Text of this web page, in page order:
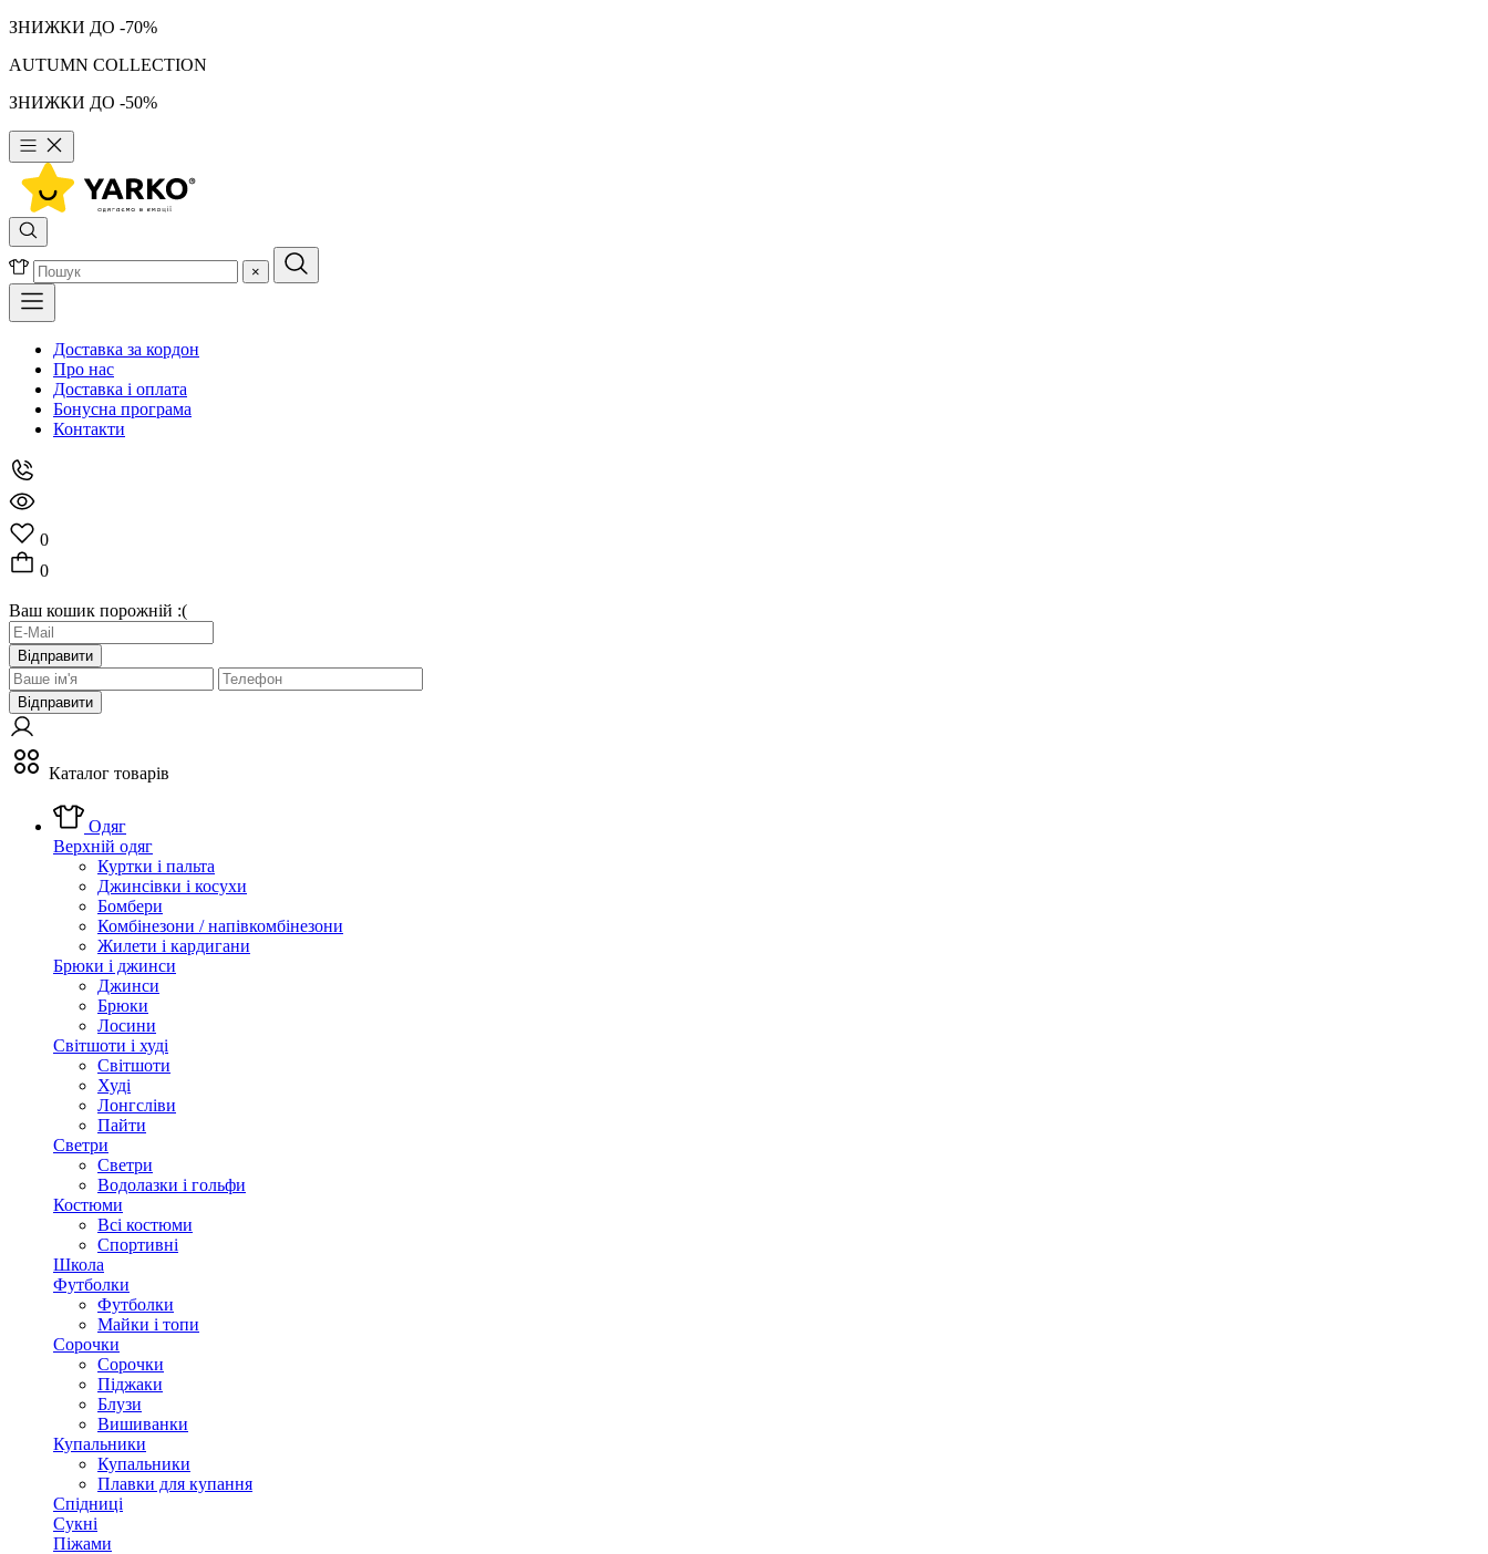
ЗНИЖКИ ДО -70%
AUTUMN COLLECTION
ЗНИЖКИ ДО -50%
×
Доставка за кордон
Про нас
Доставка і оплата
Бонусна програма
Контакти
0
0
Ваш кошик порожній :(
Відправити
Відправити
Каталог товарів
Одяг
Верхній одяг
Куртки і пальта
Джинсівки і косухи
Бомбери
Комбінезони / напівкомбінезони
Жилети і кардигани
Брюки і джинси
Джинси
Брюки
Лосини
Світшоти і худі
Світшоти
Худі
Лонгсліви
Пайти
Светри
Светри
Водолазки і гольфи
Костюми
Всі костюми
Спортивні
Школа
Футболки
Футболки
Майки і топи
Сорочки
Сорочки
Піджаки
Блузи
Вишиванки
Купальники
Купальники
Плавки для купання
Спідниці
Сукні
Піжами